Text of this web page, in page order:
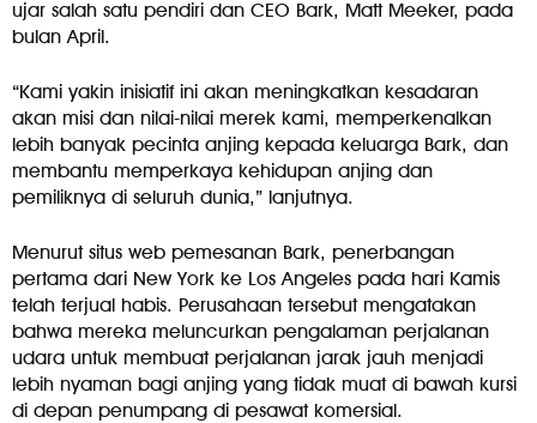
ujar salah satu pendiri dan CEO Bark, Matt Meeker, pada
bulan April.
“Kami yakin inisiatif ini akan meningkatkan kesadaran
akan misi dan nilai-nilai merek kami, memperkenalkan
lebih banyak pecinta anjing kepada keluarga Bark, dan
membantu memperkaya kehidupan anjing dan
pemiliknya di seluruh dunia,” lanjutnya.
Menurut situs web pemesanan Bark, penerbangan
pertama dari New York ke Los Angeles pada hari Kamis
telah terjual habis. Perusahaan tersebut mengatakan
bahwa mereka meluncurkan pengalaman perjalanan
udara untuk membuat perjalanan jarak jauh menjadi
lebih nyaman bagi anjing yang tidak muat di bawah kursi
di depan penumpang di pesawat komersial.